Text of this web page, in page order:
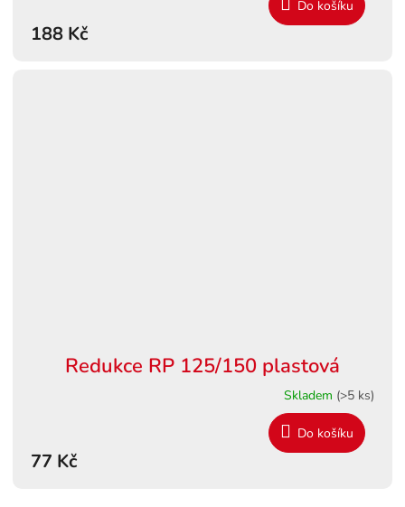
188 Kč
Do košíku
Redukce RP 125/150 plastová
Skladem (>5 ks)
77 Kč
Do košíku